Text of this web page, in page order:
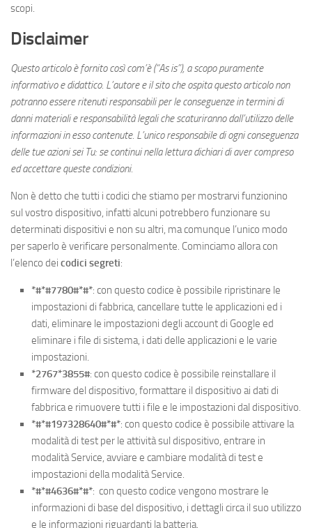
scopi.
Disclaimer
Questo articolo è fornito così com’è (“As is”), a scopo puramente
informativo e didattico. L’autore e il sito che ospita questo articolo non
potranno essere ritenuti responsabili per le conseguenze in termini di
danni materiali e responsabilità legali che scaturiranno dall’utilizzo delle
informazioni in esso contenute. L’unico responsabile di ogni conseguenza
delle tue azioni sei Tu: se continui nella lettura dichiari di aver compreso
ed accettare queste condizioni.
Non è detto che tutti i codici che stiamo per mostrarvi funzionino
sul vostro dispositivo, infatti alcuni potrebbero funzionare su
determinati dispositivi e non su altri, ma comunque l’unico modo
per saperlo è verificare personalmente. Cominciamo allora con
l’elenco dei codici segreti:
*#*#7780#*#*: con questo codice è possibile ripristinare le
impostazioni di fabbrica, cancellare tutte le applicazioni ed i
dati, eliminare le impostazioni degli account di Google ed
eliminare i file di sistema, i dati delle applicazioni e le varie
impostazioni.
*2767*3855#: con questo codice è possibile reinstallare il
firmware del dispositivo, formattare il dispositivo ai dati di
fabbrica e rimuovere tutti i file e le impostazioni dal dispositivo.
*#*#197328640#*#*: con questo codice è possibile attivare la
modalità di test per le attività sul dispositivo, entrare in
modalità Service, avviare e cambiare modalità di test e
impostazioni della modalità Service.
*#*#4636#*#*: con questo codice vengono mostrare le
informazioni di base del dispositivo, i dettagli circa il suo utilizzo
e le informazioni riguardanti la batteria.